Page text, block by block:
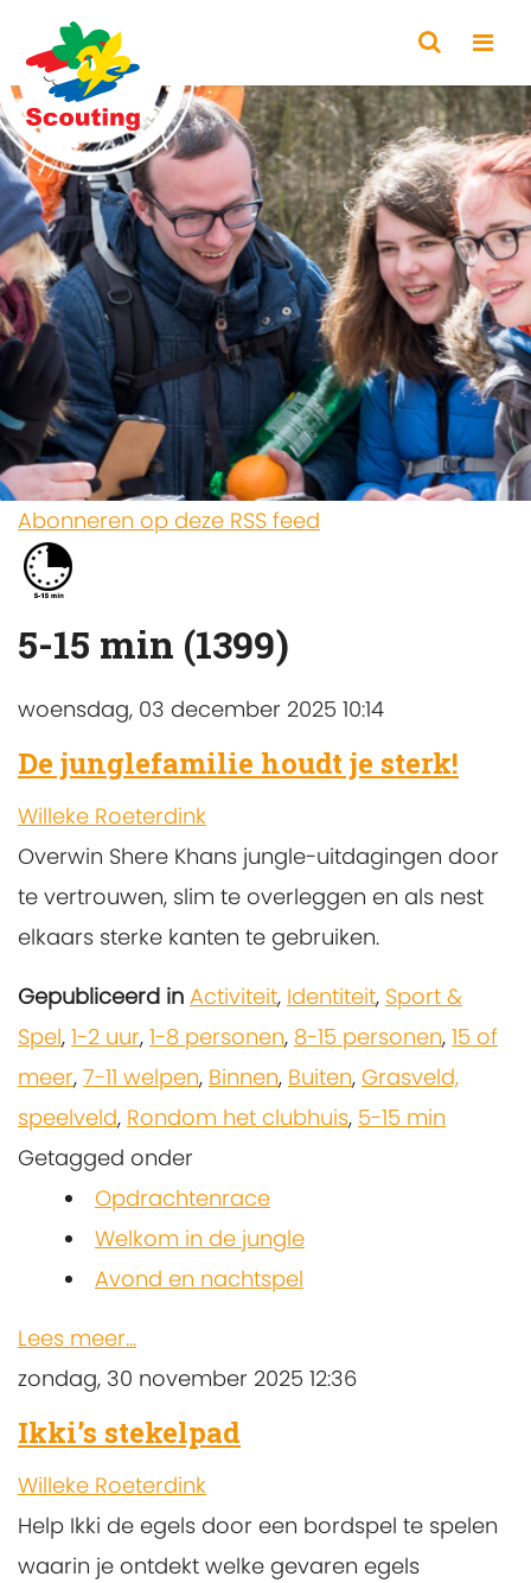
Abonneren op deze RSS feed
5-15 min (1399)
woensdag, 03 december 2025 10:14
De junglefamilie houdt je sterk!
Willeke Roeterdink
Overwin Shere Khans jungle-uitdagingen door
te vertrouwen, slim te overleggen en als nest
elkaars sterke kanten te gebruiken.
Gepubliceerd in Activiteit, Identiteit, Sport &
Spel, 1-2 uur, 1-8 personen, 8-15 personen, 15 of
meer, 7-11 welpen, Binnen, Buiten, Grasveld,
speelveld, Rondom het clubhuis, 5-15 min
Getagged onder
Opdrachtenrace
Welkom in de jungle
Avond en nachtspel
Lees meer...
zondag, 30 november 2025 12:36
Ikki’s stekelpad
Willeke Roeterdink
Help Ikki de egels door een bordspel te spelen
waarin je ontdekt welke gevaren egels